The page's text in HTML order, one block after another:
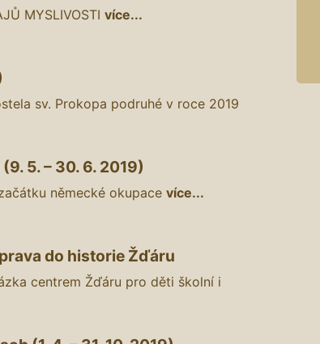
MYSLIVOSTI více...
sv. Prokopa podruhé v roce 2019
5. – 30. 6. 2019)
německé okupace více...
do historie Žďáru
centrem Žďáru pro děti školní i